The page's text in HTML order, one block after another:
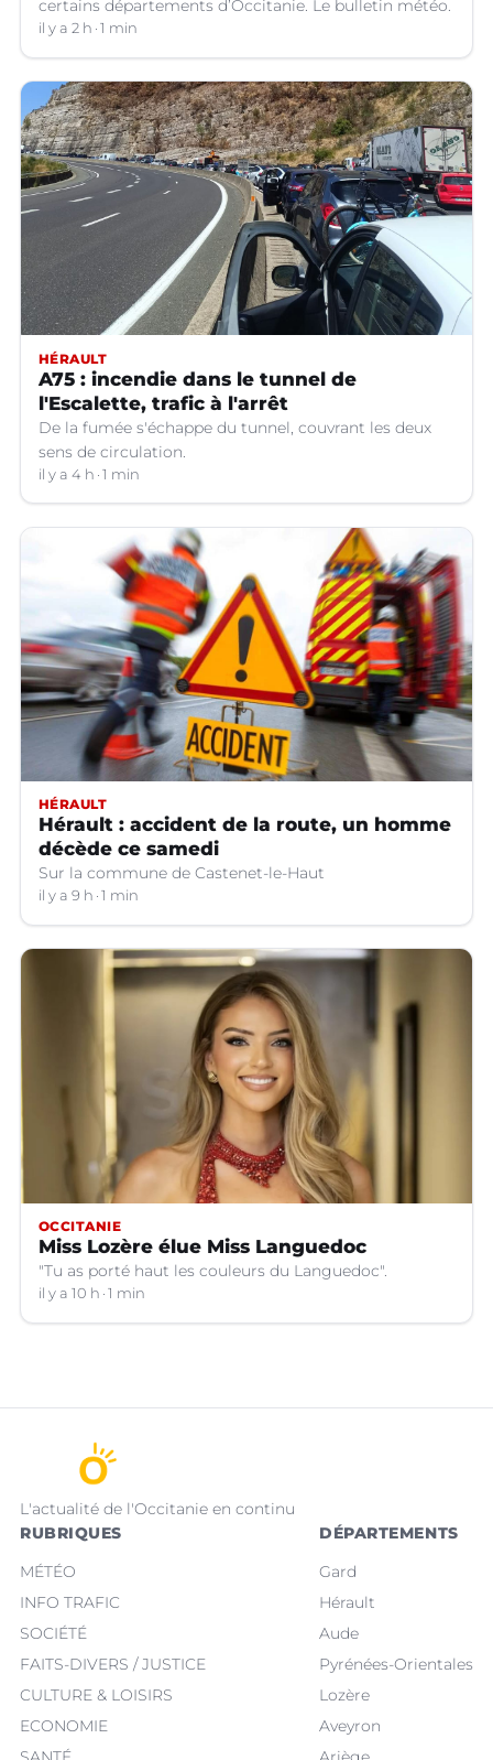
certains départements d’Occitanie. Le bulletin météo.
il y a 2 h 1 min
HÉRAULT
A75 : incendie dans le tunnel de
l'Escalette, trafic à l'arrêt
De la fumée s'échappe du tunnel, couvrant les deux
sens de circulation.
il y a 4 h 1 min
HÉRAULT
Hérault : accident de la route, un homme
décède ce samedi
Sur la commune de Castenet-le-Haut
il y a 9 h 1 min
OCCITANIE
Miss Lozère élue Miss Languedoc
"Tu as porté haut les couleurs du Languedoc".
il y a 10 h 1 min
L'actualité de l'Occitanie en continu
RUBRIQUES
MÉTÉO
INFO TRAFIC
SOCIÉTÉ
FAITS-DIVERS / JUSTICE
CULTURE & LOISIRS
ECONOMIE
DÉPARTEMENTS
Gard
Hérault
Aude
Pyrénées-Orientales
Lozère
Aveyron